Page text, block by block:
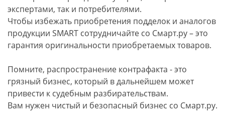
экспертами, так и потребителями.
Чтобы избежать приобретения подделок и аналогов
продукции SMART сотрудничайте со Смарт.ру – это
гарантия оригинальности приобретаемых товаров.
Помните, распространение контрафакта - это
грязный бизнес, который в дальнейшем может
привести к судебным разбирательствам.
Вам нужен чистый и безопасный бизнес со Смарт.ру.